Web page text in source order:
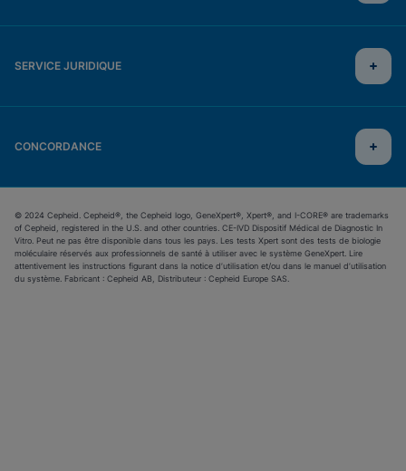
SERVICE JURIDIQUE
CONCORDANCE
© 2024 Cepheid. Cepheid®, the Cepheid logo, GeneXpert®, Xpert®, and I-CORE® are trademarks
of Cepheid, registered in the U.S. and other countries. CE-IVD Dispositif Médical de Diagnostic In
Vitro. Peut ne pas être disponible dans tous les pays. Les tests Xpert sont des tests de biologie
moléculaire réservés aux professionnels de santé à utiliser avec le système GeneXpert. Lire
attentivement les instructions figurant dans la notice d’utilisation et/ou dans le manuel d’utilisation
du système. Fabricant : Cepheid AB, Distributeur : Cepheid Europe SAS.